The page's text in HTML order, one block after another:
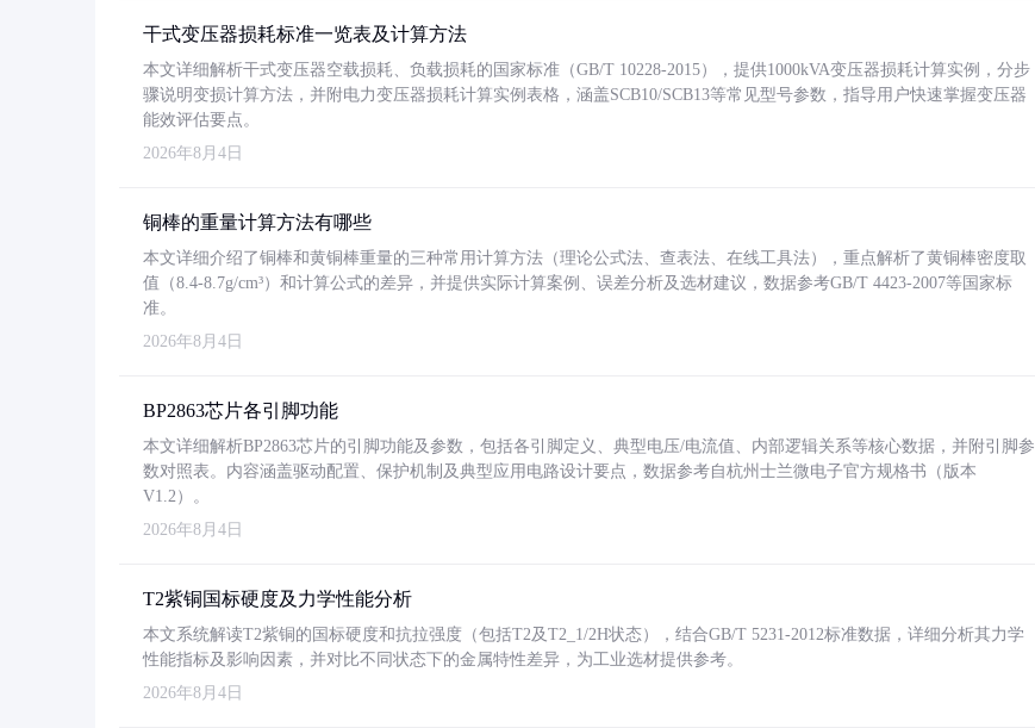
干式变压器损耗标准一览表及计算方法
本文详细解析干式变压器空载损耗、负载损耗的国家标准（GB/T 10228-2015），提供1000kVA变压器损耗计算实例，分步
骤说明变损计算方法，并附电力变压器损耗计算实例表格，涵盖SCB10/SCB13等常见型号参数，指导用户快速掌握变压器
能效评估要点。
2026年8月4日
铜棒的重量计算方法有哪些
本文详细介绍了铜棒和黄铜棒重量的三种常用计算方法（理论公式法、查表法、在线工具法），重点解析了黄铜棒密度取
值（8.4-8.7g/cm³）和计算公式的差异，并提供实际计算案例、误差分析及选材建议，数据参考GB/T 4423-2007等国家标
准。
2026年8月4日
BP2863芯片各引脚功能
本文详细解析BP2863芯片的引脚功能及参数，包括各引脚定义、典型电压/电流值、内部逻辑关系等核心数据，并附引脚参
数对照表。内容涵盖驱动配置、保护机制及典型应用电路设计要点，数据参考自杭州士兰微电子官方规格书（版本
V1.2）。
2026年8月4日
T2紫铜国标硬度及力学性能分析
本文系统解读T2紫铜的国标硬度和抗拉强度（包括T2及T2_1/2H状态），结合GB/T 5231-2012标准数据，详细分析其力学
性能指标及影响因素，并对比不同状态下的金属特性差异，为工业选材提供参考。
2026年8月4日